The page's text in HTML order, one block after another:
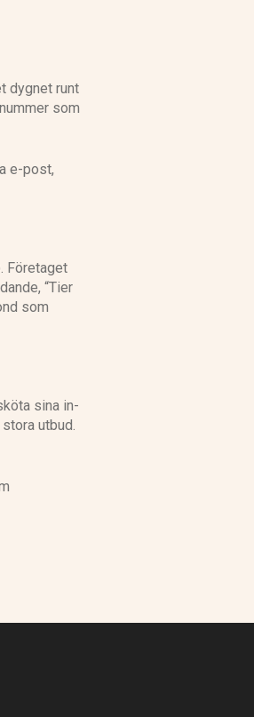
dygnet runt
som
e-post,
Företaget
“Tier
som
sina in-
utbud.